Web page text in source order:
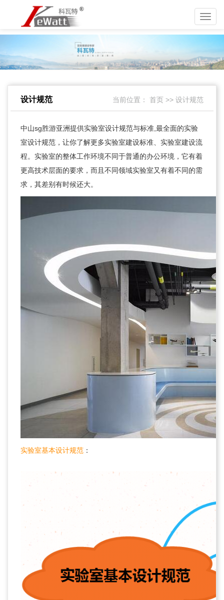
设计规范 当前位置： 首页 >> 设计规范
中山sg胜游亚洲提供实验室设计规范与标准,最全面的实验
室设计规范，让你了解更多实验室建设标准、实验室建设流
程。实验室的整体工作环境不同于普通的办公环境，它有着
更高技术层面的要求，而且不同领域实验室又有着不同的需
求，其差别有时候还大。
实验室基本设计规范 ：